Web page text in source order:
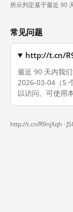
所示判定基于最近 90
常见问题
http://t.cn/
最近 90 天内我
2026-03-04（5
以访问。可使用
http://t.cn/R9njXqh ·